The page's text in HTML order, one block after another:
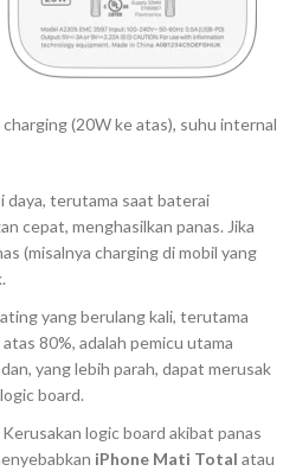
(20W ke atas), suhu internal
daya, terutama saat baterai
cepat, menghasilkan panas. Jika
(misalnya chargingdi mobil yang
yang berulang kali, terutama
80%, adalah pemicu utama
dan, yang lebih parah, dapat merusak
logic board.
Kerusakan logic board akibat panas
iPhone Mati Total atau